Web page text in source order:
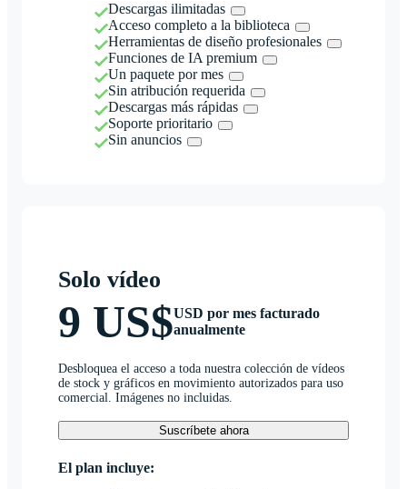
Descargas ilimitadas
Acceso completo a la biblioteca
Herramientas de diseño profesionales
Funciones de IA premium
Un paquete por mes
Sin atribución requerida
Descargas más rápidas
Soporte prioritario
Sin anuncios
Solo vídeo
9 US$USD por mes facturado
anualmente
Desbloquea el acceso a toda nuestra colección de vídeos
de stock y gráficos en movimiento autorizados para uso
comercial. Imágenes no incluidas.
Suscríbete ahora
El plan incluye: